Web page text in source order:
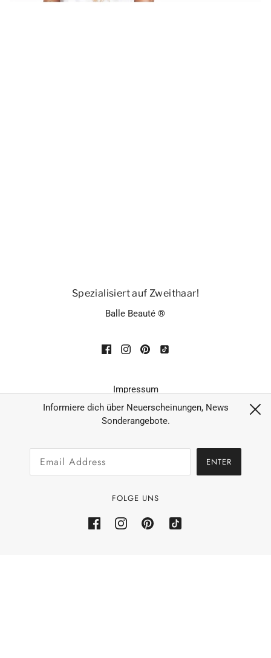
Spezialisiert auf Zweithaar!
Balle Beauté ®
Impressum
Datenschutz
AGB´s
Zahlungsarten & Versand
Rückerstattungsrichtlinie
Informiere dich über Neuerscheinungen, News
Sonderangebote.
ENTER
FOLGE UNS